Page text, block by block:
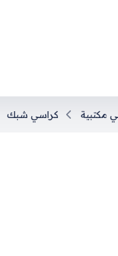
مكتبية كراسي شبك